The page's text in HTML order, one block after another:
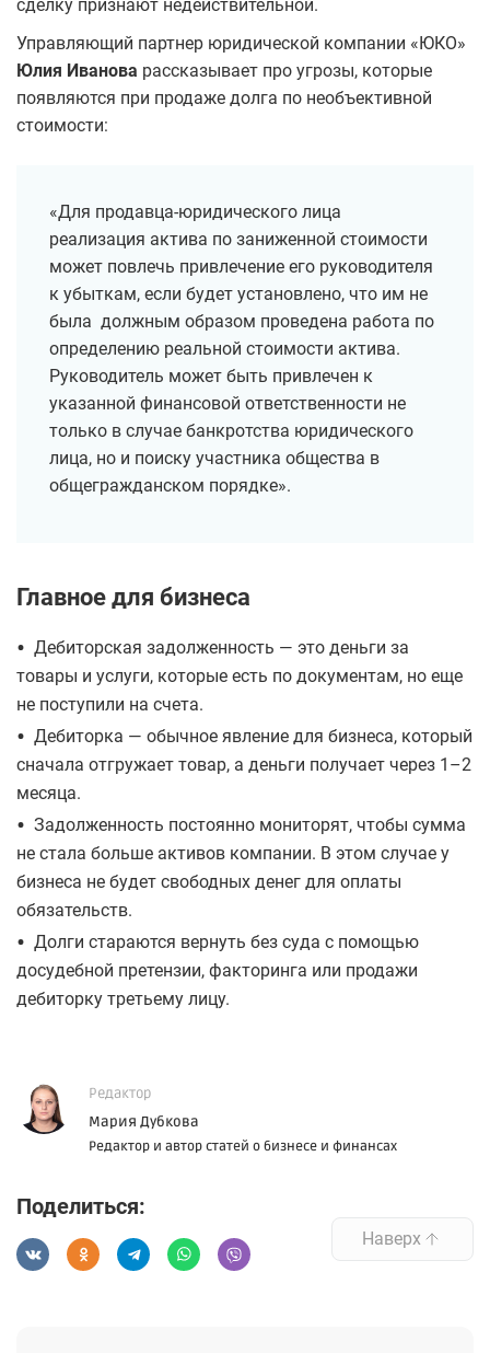
сделку признают недействительной.
Управляющий партнер юридической компании «ЮКО»
Юлия Иванова рассказывает про угрозы, которые
появляются при продаже долга по необъективной
стоимости:
«Для продавца-юридического лица
реализация актива по заниженной стоимости
может повлечь привлечение его руководителя
к убыткам, если будет установлено, что им не
была должным образом проведена работа по
определению реальной стоимости актива.
Руководитель может быть привлечен к
указанной финансовой ответственности не
только в случае банкротства юридического
лица, но и поиску участника общества в
общегражданском порядке».
Главное для бизнеса
• Дебиторская задолженность — это деньги за
товары и услуги, которые есть по документам, но еще
не поступили на счета.
• Дебиторка — обычное явление для бизнеса, который
сначала отгружает товар, а деньги получает через 1–2
месяца.
• Задолженность постоянно мониторят, чтобы сумма
не стала больше активов компании. В этом случае у
бизнеса не будет свободных денег для оплаты
обязательств.
• Долги стараются вернуть без суда с помощью
досудебной претензии, факторинга или продажи
дебиторку третьему лицу.
Редактор
Мария Дубкова
Редактор и автор статей о бизнесе и финансах
Поделиться:
Наверх